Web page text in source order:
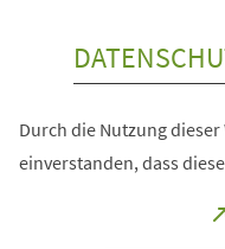
Durch die Nutzung
einverstanden, dass